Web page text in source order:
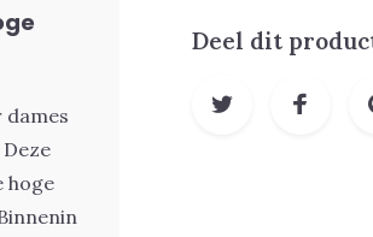
hoge
Deel dit